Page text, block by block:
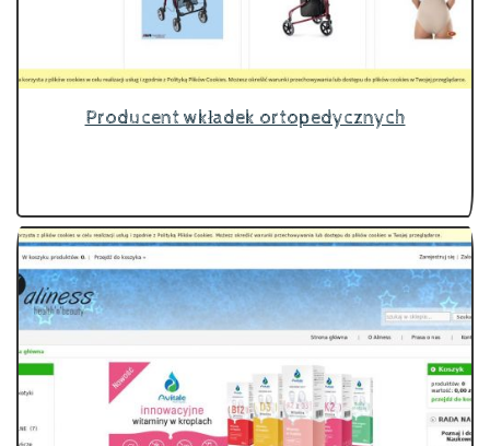
Producent wkładek ortopedycznych